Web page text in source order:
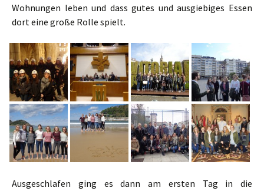
Wohnungen leben und dass gutes und ausgiebiges Essen
dort eine große Rolle spielt.
Ausgeschlafen ging es dann am ersten Tag in die